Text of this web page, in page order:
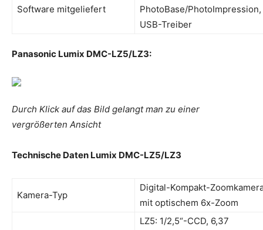
Software mitgeliefert
PhotoBase/PhotoImpression,
USB-Treiber
Panasonic Lumix DMC-LZ5/LZ3:
Durch Klick auf das Bild gelangt man zu einer
vergrößerten Ansicht
Technische Daten Lumix DMC-LZ5/LZ3
Kamera-Typ
Digital-Kompakt-
mit optischem 6x-Zoom
LZ5: 1/2,5“-CCD, 6,37